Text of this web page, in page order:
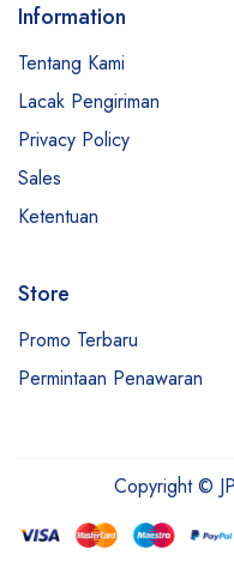
Information
Tentang Kami
Lacak Pengiriman
Privacy Policy
Sales
Ketentuan
Store
Promo Terbaru
Permintaan Penawaran
Copyright ©